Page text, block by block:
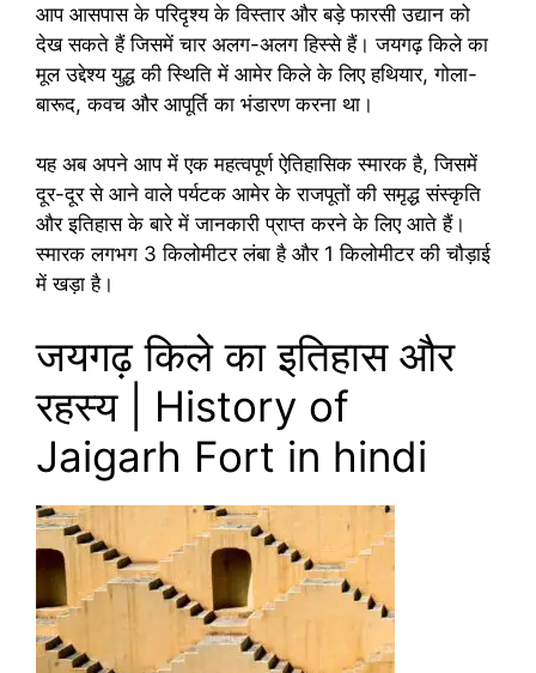
आप आसपास के परिदृश्य के विस्तार और बड़े फारसी उद्यान को
देख सकते हैं जिसमें चार अलग-अलग हिस्से हैं। जयगढ़ किले का
मूल उद्देश्य युद्ध की स्थिति में आमेर किले के लिए हथियार, गोला-
बारूद, कवच और आपूर्ति का भंडारण करना था।
यह अब अपने आप में एक महत्वपूर्ण ऐतिहासिक स्मारक है, जिसमें
दूर-दूर से आने वाले पर्यटक आमेर के राजपूतों की समृद्ध संस्कृति
और इतिहास के बारे में जानकारी प्राप्त करने के लिए आते हैं।
स्मारक लगभग 3 किलोमीटर लंबा है और 1 किलोमीटर की चौड़ाई
में खड़ा है।
जयगढ़ किले का इतिहास और
रहस्य | History of
Jaigarh Fort in hindi